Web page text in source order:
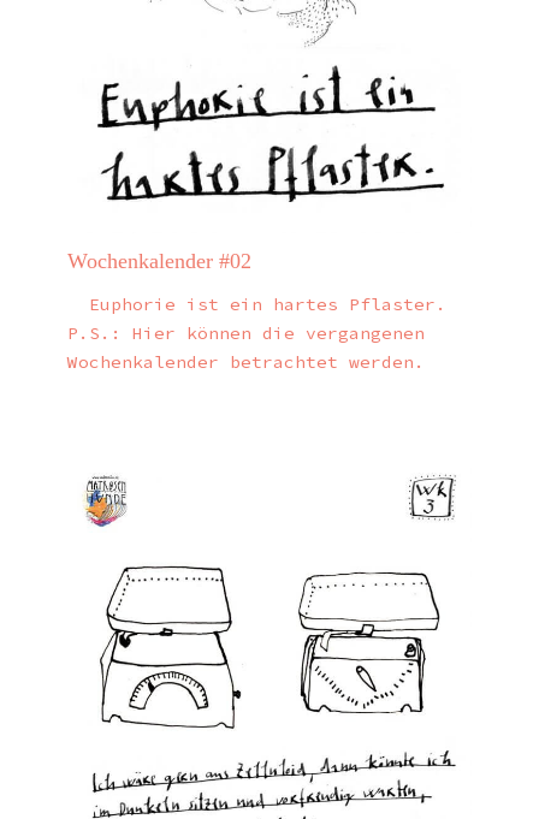
Wochenkalender #02
Euphorie ist ein hartes Pflaster.
P.S.: Hier können die vergangenen
Wochenkalender betrachtet werden.